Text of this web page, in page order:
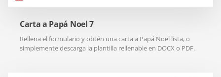
Carta a Papá Noel 7
Rellena el formulario y obtén una carta a Papá Noel lista, o
simplemente descarga la plantilla rellenable en DOCX o PDF.